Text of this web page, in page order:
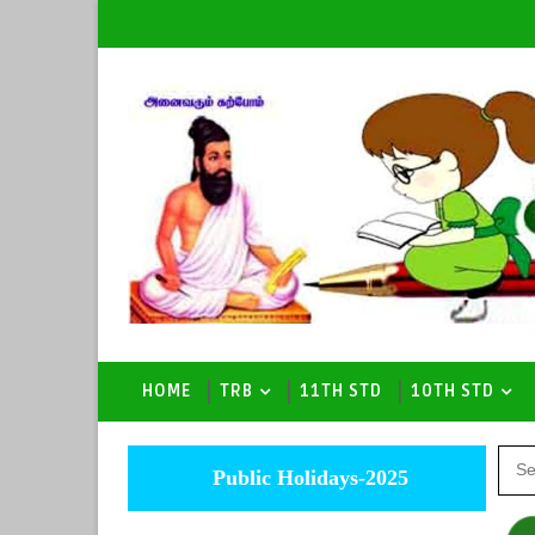
HOME TRB 11TH STD 10TH STD
Public Holidays-2025